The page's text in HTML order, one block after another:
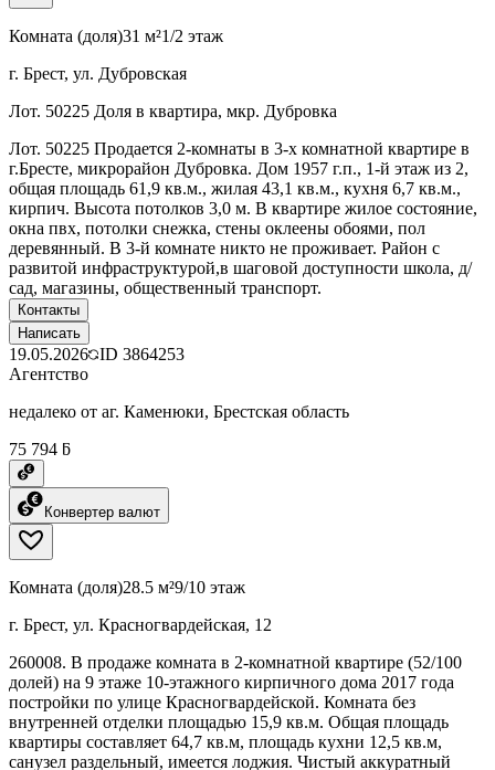
Комната (доля)31 м²1/2 этаж
г. Брест, ул. Дубровская
Лот. 50225 Доля в квартира, мкр. Дубровка
Лот. 50225 Продается 2-комнаты в 3-х комнатной квартире в
г.Бресте, микрорайон Дубровка. Дом 1957 г.п., 1-й этаж из 2,
общая площадь 61,9 кв.м., жилая 43,1 кв.м., кухня 6,7 кв.м.,
кирпич. Высота потолков 3,0 м. В квартире жилое состояние,
окна пвх, потолки снежка, стены оклеены обоями, пол
деревянный. В 3-й комнате никто не проживает. Район с
развитой инфраструктурой,в шаговой доступности школа, д/
сад, магазины, общественный транспорт.
Контакты
Написать
19.05.2026 ID 3864253
Агентство
недалеко от аг. Каменюки, Брестская область
75 794 ƃ
Конвертер валют
Комната (доля)28.5 м²9/10 этаж
г. Брест, ул. Красногвардейская, 12
260008. В продаже комната в 2-комнатной квартире (52/100
долей) на 9 этаже 10-этажного кирпичного дома 2017 года
постройки по улице Красногвардейской. Комната без
внутренней отделки площадью 15,9 кв.м. Общая площадь
квартиры составляет 64,7 кв.м, площадь кухни 12,5 кв.м,
санузел раздельный, имеется лоджия. Чистый аккуратный